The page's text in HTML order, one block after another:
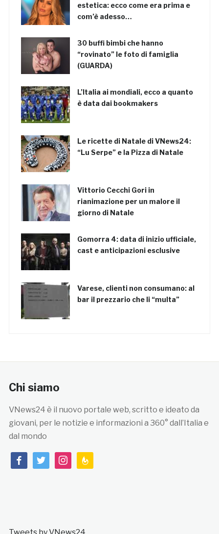
estetica: ecco come era prima e
com’è adesso…
30 buffi bimbi che hanno
“rovinato” le foto di famiglia
(GUARDA)
L’Italia ai mondiali, ecco a quanto
è data dai bookmakers
Le ricette di Natale di VNews24:
“Lu Serpe” e la Pizza di Natale
Vittorio Cecchi Gori in
rianimazione per un malore il
giorno di Natale
Gomorra 4: data di inizio ufficiale,
cast e anticipazioni esclusive
Varese, clienti non consumano: al
bar il prezzario che li “multa”
Chi siamo
VNews24 è il nuovo portale web, scritto e ideato da
giovani, per le notizie e informazioni a 360° dall’Italia e
dal mondo
facebooktwitterinstagramfeedburner
Tweets by VNews24